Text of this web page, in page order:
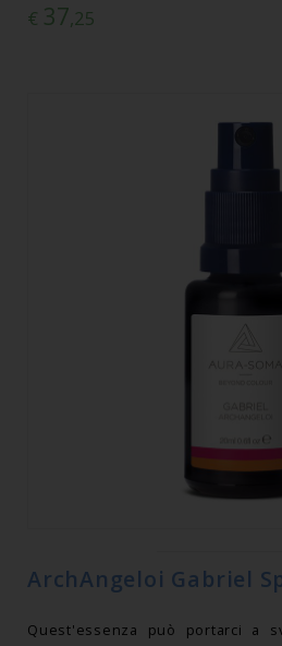
€ 37,25
ArchAngeloi Gabriel
Quest'essenza può portarci a